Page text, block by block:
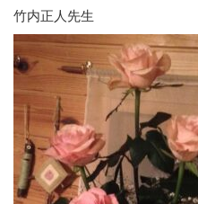
竹内正人先生